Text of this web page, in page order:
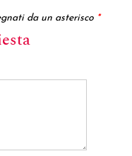
da un asterisco *